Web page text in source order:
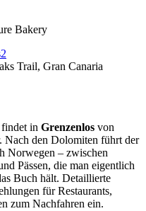
Bakery
Trail, Gran Canaria
in Grenzenlos von
Nach den Dolomiten führt der
Norwegen – zwischen
Pässen, die man eigentlich
Buch hält. Detaillierte
für Restaurants,
zum Nachfahren ein.